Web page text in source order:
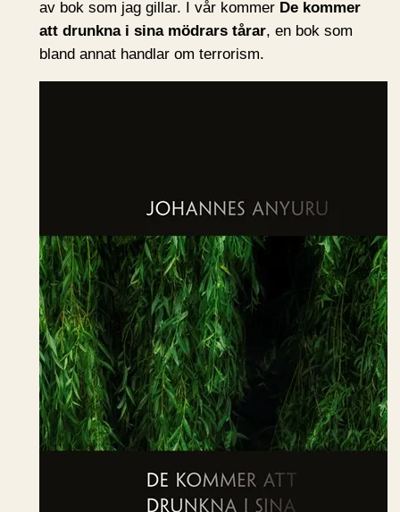
av bok som jag gillar. I vår kommer De kommer
att drunkna i sina mödrars tårar, en bok som
bland annat handlar om terrorism.